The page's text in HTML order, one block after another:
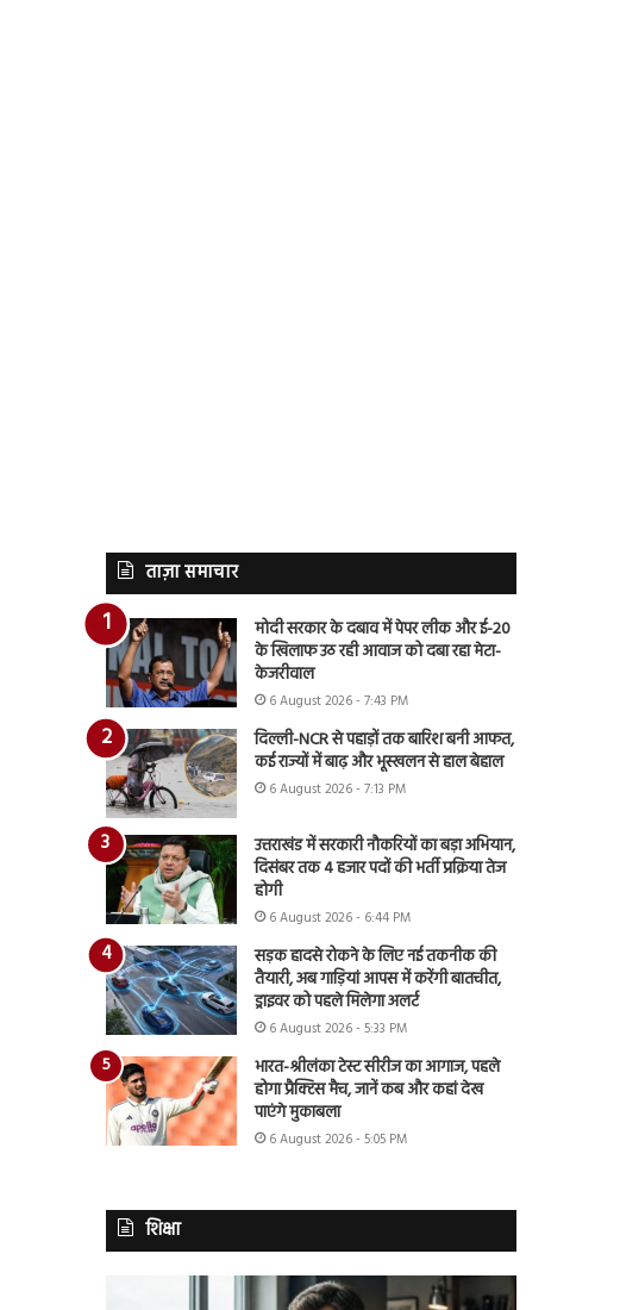
ताज़ा समाचार
मोदी सरकार के दबाव में पेपर लीक और ई-20
के खिलाफ उठ रही आवाज को दबा रहा मेटा-
केजरीवाल
6 August 2026 - 7:43 PM
दिल्ली-NCR से पहाड़ों तक बारिश बनी आफत,
कई राज्यों में बाढ़ और भूस्खलन से हाल बेहाल
6 August 2026 - 7:13 PM
उत्तराखंड में सरकारी नौकरियों का बड़ा अभियान,
दिसंबर तक 4 हजार पदों की भर्ती प्रक्रिया तेज
होगी
6 August 2026 - 6:44 PM
सड़क हादसे रोकने के लिए नई तकनीक की
तैयारी, अब गाड़ियां आपस में करेंगी बातचीत,
ड्राइवर को पहले मिलेगा अलर्ट
6 August 2026 - 5:33 PM
भारत-श्रीलंका टेस्ट सीरीज का आगाज, पहले
होगा प्रैक्टिस मैच, जानें कब और कहां देख
पाएंगे मुकाबला
6 August 2026 - 5:05 PM
शिक्षा